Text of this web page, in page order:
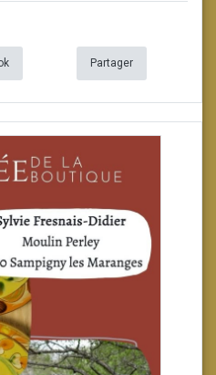
Partager